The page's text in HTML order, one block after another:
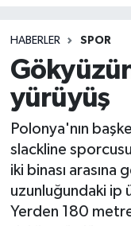
HABERLER SPOR
yürüyüş
Polonya'nın
slackline
iki binası arasına
uzunluğundaki ip
Yerden 180
Haber Arşivi